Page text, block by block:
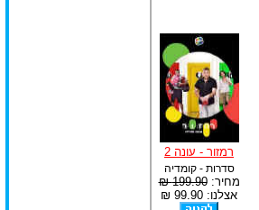
רמזור - עונה 2
סדרות - קומדיה
מחיר:199.90 ₪
אצלנו: 99.90 ₪